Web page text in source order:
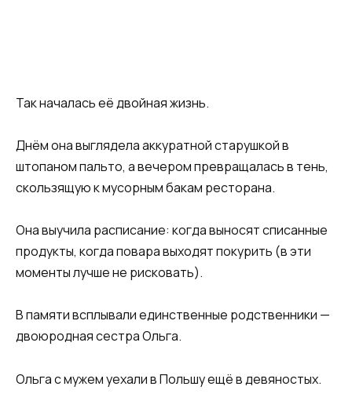
Так началась её двойная жизнь.
Днём она выглядела аккуратной старушкой в
штопаном пальто, а вечером превращалась в тень,
скользящую к мусорным бакам ресторана.
Она выучила расписание: когда выносят списанные
продукты, когда повара выходят покурить (в эти
моменты лучше не рисковать).
В памяти всплывали единственные родственники —
двоюродная сестра Ольга.
Ольга с мужем уехали в Польшу ещё в девяностых.